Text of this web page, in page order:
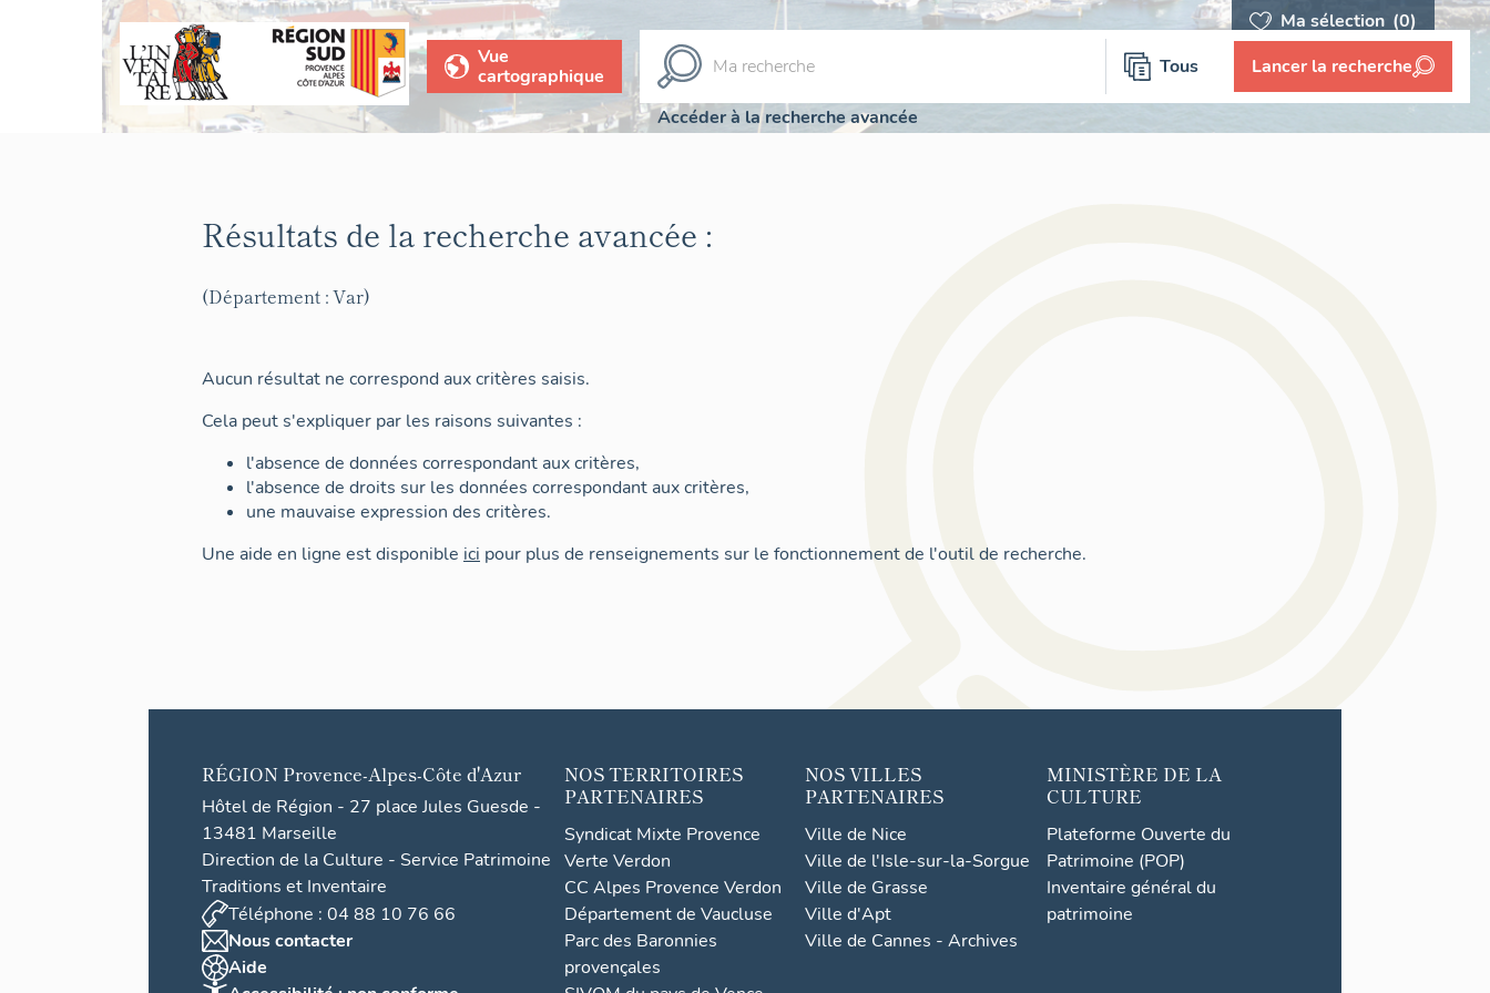
Ma sélection (0)
Vue
cartographique
Tous Lancer la recherche
Accéder à la recherche avancée
Résultats de la recherche avancée :
(Département : Var)
Aucun résultat ne correspond aux critères saisis.
Cela peut s'expliquer par les raisons suivantes :
l'absence de données correspondant aux critères,
l'absence de droits sur les données correspondant aux critères,
une mauvaise expression des critères.
Une aide en ligne est disponible ici pour plus de renseignements sur le fonctionnement de l'outil de recherche.
RÉGION Provence-Alpes-Côte d'Azur
Hôtel de Région - 27 place Jules Guesde -
13481 Marseille
Direction de la Culture - Service Patrimoine
Traditions et Inventaire
Téléphone : 04 88 10 76 66
Nous contacter
Aide
NOS TERRITOIRES
PARTENAIRES
Syndicat Mixte Provence
Verte Verdon
CC Alpes Provence Verdon
Département de Vaucluse
Parc des Baronnies
provençales
NOS VILLES
PARTENAIRES
Ville de Nice
Ville de l'Isle-sur-la-Sorgue
Ville de Grasse
Ville d'Apt
Ville de Cannes - Archives
MINISTÈRE DE LA
CULTURE
Plateforme Ouverte du
Patrimoine (POP)
Inventaire général du
patrimoine